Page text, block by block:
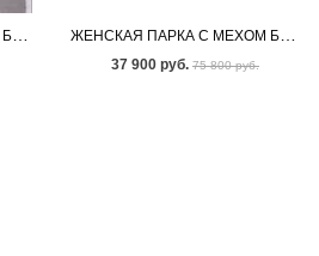
ЖЕНСКАЯ ПАРКА С МЕХОМ БЕНГАЛЬСКОЙ ЛИСЫ ЖЕНСКАЯ ПАРКА С МЕХОМ БЕНГАЛЬСКОЙ ЛИСЫ
37 900 руб. 75 800 руб.